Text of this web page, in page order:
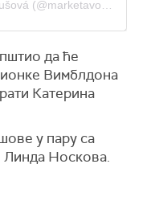
да ће
Вимблдона
Катерина
у пару са
Носкова.